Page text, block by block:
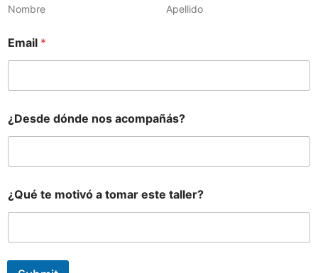
Nombre Apellido
Email *
¿Desde dónde nos acompañás?
a
m
u
¿Qué te motivó a tomar este taller?